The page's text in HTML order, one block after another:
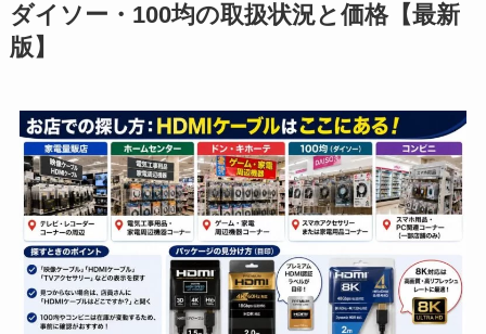
ダイソー・100均の取扱状況と価格【最新
版】